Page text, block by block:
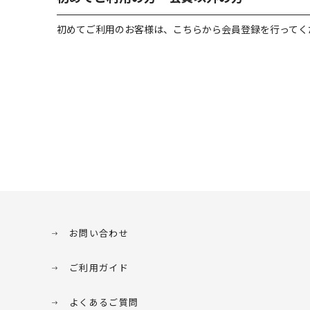
初めてご利用のお客様は、こちらから会員登録を行って
お問い合わせ
ご利用ガイド
よくあるご質問